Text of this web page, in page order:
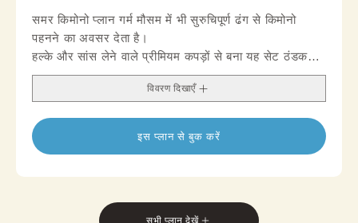
समर किमोनो प्लान गर्म मौसम में भी सुरुचिपूर्ण ढंग से किमोनो
पहनने का अवसर देता है।
हल्के और सांस लेने वाले प्रीमियम कपड़ों से बना यह सेट ठंडक
और आराम देता है, इसलिए गर्मियों की सैर और पर्यटन के लिए
ग्रेसफुल लुक मिलता है।
जापानी पारंपरिक सुंदरता और आधुनिक आराम का संतुलन रखने
*सेट में हानहाबा ओबी शामिल है; नागोया ओबी विकल्प की उपलब्धता
विवरण दिखाएँ
इस प्लान से बुक करें
सभी प्लान देखें